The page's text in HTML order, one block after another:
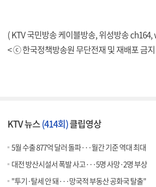
( KTV 국민방송 케이블방송, 위성방송 ch164,
< ⓒ 한국정책방송원 무단전재 및 재배포 금
KTV 뉴스(414회)클립영상
5월 수출 877억 달러 돌파···월간 기준 역대 최대
대전 방산시설서 폭발 사고···5명 사망·2명 부상
"투기·탈세 안 돼···망국적 부동산 공화국 탈출"